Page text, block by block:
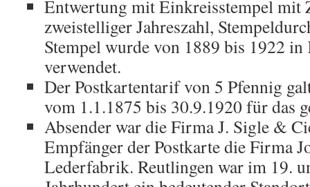
Entwertung mit Einkreisstempel mit
zweistelliger Jahreszahl,
Stempel wurde von 1889 bis 1922
verwendet.
Der Postkartentarif von 5 Pfennig
vom 1.1.1875 bis 30.9.1920 für das
Absender war die Firma J. Sigle &
Empfänger der Postkarte die Firma
Lederfabrik. Reutlingen war im 19.